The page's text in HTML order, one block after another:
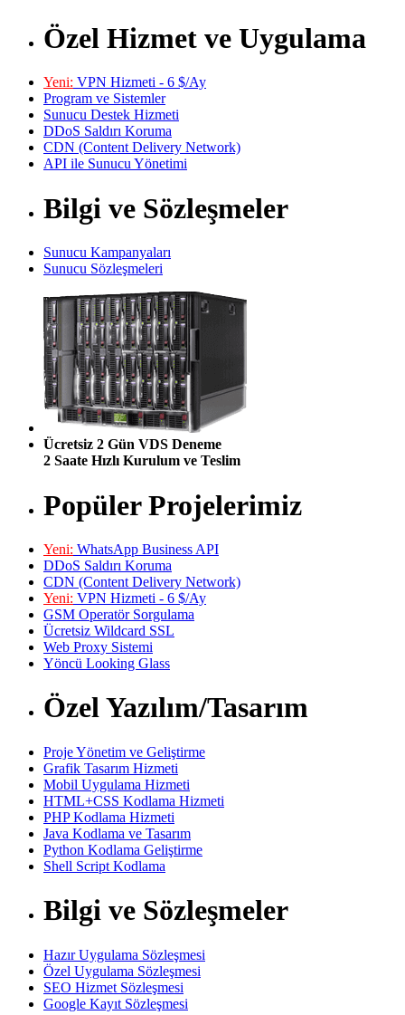
Özel Hizmet ve Uygulama
Yeni: VPN Hizmeti - 6 $/Ay
Program ve Sistemler
Sunucu Destek Hizmeti
DDoS Saldırı Koruma
CDN (Content Delivery Network)
API ile Sunucu Yönetimi
Bilgi ve Sözleşmeler
Sunucu Kampanyaları
Sunucu Sözleşmeleri
Ücretsiz 2 Gün VDS Deneme
2 Saate Hızlı Kurulum ve Teslim
Popüler Projelerimiz
Yeni: WhatsApp Business API
DDoS Saldırı Koruma
CDN (Content Delivery Network)
Yeni: VPN Hizmeti - 6 $/Ay
GSM Operatör Sorgulama
Ücretsiz Wildcard SSL
Web Proxy Sistemi
Yöncü Looking Glass
Özel Yazılım/Tasarım
Proje Yönetim ve Geliştirme
Grafik Tasarım Hizmeti
Mobil Uygulama Hizmeti
HTML+CSS Kodlama Hizmeti
PHP Kodlama Hizmeti
Java Kodlama ve Tasarım
Python Kodlama Geliştirme
Shell Script Kodlama
Bilgi ve Sözleşmeler
Hazır Uygulama Sözleşmesi
Özel Uygulama Sözleşmesi
SEO Hizmet Sözleşmesi
Google Kayıt Sözleşmesi